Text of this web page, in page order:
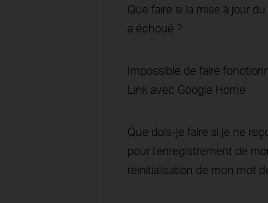
Que faire si la mise à jour
a échoué ?
Impossible de faire
Link avec Google Home
Que dois-je faire si je ne
pour l'enregistrement de
réinitialisation de mon mot